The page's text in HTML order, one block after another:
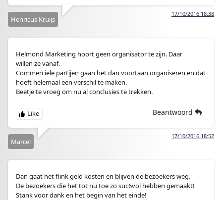
17/10/2016 18:38
Henricus Kruijs
Helmond Marketing hoort geen organisator te zijn. Daar
willen ze vanaf.
Commerciële partijen gaan het dan voortaan organiseren en dat
hoeft helemaal een verschil te maken.
Beetje te vroeg om nu al conclusies te trekken.
Beantwoord
17/10/2016 18:52
Marcel
Dan gaat het flink geld kosten en blijven de bezoekers weg.
De bezoekers die het tot nu toe zo suc6vol hebben gemaakt!
Stank voor dank en het begin van het einde!